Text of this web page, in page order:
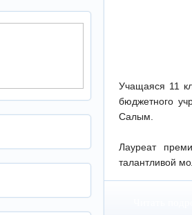
Учащаяся 11
бюджетного
Салым.
Лауреат
талантливой